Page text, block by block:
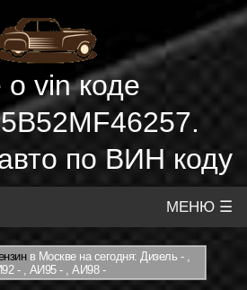
о vin коде
по ВИН коду
МЕНЮ ☰
в Москве на сегодня: Дизель - ,
- , АИ95 - , АИ98 -